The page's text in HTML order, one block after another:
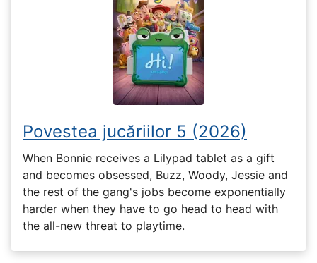
Povestea jucăriilor 5 (2026)
When Bonnie receives a Lilypad tablet as a gift
and becomes obsessed, Buzz, Woody, Jessie and
the rest of the gang's jobs become exponentially
harder when they have to go head to head with
the all-new threat to playtime.